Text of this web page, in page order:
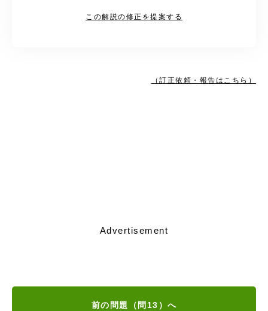
この解説の修正を提案する
（訂正依頼・報告はこちら）
Advertisement
前の問題（問13）へ